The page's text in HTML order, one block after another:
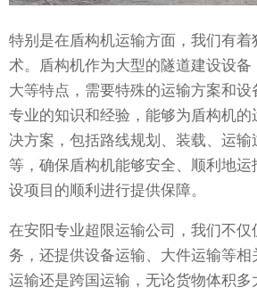
特别是在盾构机运输方面，我们有着
术。盾构机作为大型的隧道建设设备
大等特点，需要特殊的运输方案和
专业的知识和经验，能够为盾构机
决方案，包括路线规划、装载、运输
等，确保盾构机能够安全、顺利地运
设项目的顺利进行提供保障。
在安阳专业超限运输公司，我们不仅
务，还提供设备运输、大件运输等相
运输还是跨国运输，无论货物体积多